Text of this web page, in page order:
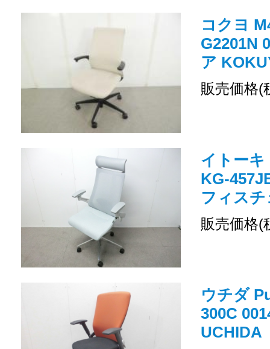
コクヨ
G2201N
ア
販売価格(
イトー
KG-
フィス
販売価格(
ウチダ
300C
UCHIDA